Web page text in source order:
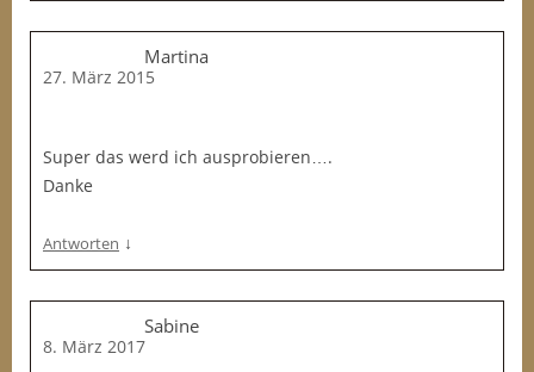
Martina
27. März 2015
Super das werd ich ausprobieren….
Danke
Antworten ↓
Sabine
8. März 2017